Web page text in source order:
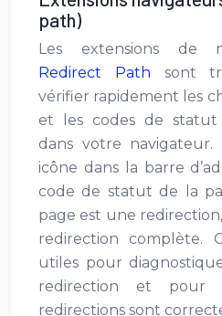
path)
Les extensions de
Redirect Path sont
vérifier rapidement les
et les codes de statut
dans votre
icône dans la barre
code de statut de la
page est une
redirection complète.
utiles pour
redirection et pour
redirections sont